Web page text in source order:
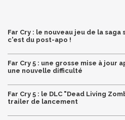
Far Cry : le nouveau jeu de la
c'est du post-apo !
Far Cry 5 : une grosse mise à jour
une nouvelle difficulté
Far Cry 5 : le DLC "Dead Living
trailer de lancement